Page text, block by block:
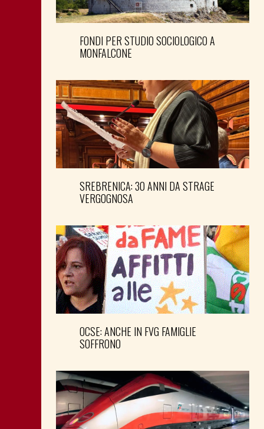
FONDI PER STUDIO SOCIOLOGICO A
MONFALCONE
SREBRENICA: 30 ANNI DA STRAGE
VERGOGNOSA
OCSE: ANCHE IN FVG FAMIGLIE
SOFFRONO